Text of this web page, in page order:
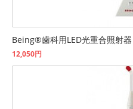
Being®歯科用LED光重合照射
12,050円